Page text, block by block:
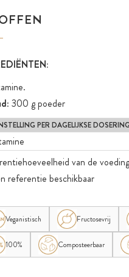
: 300 g poeder
PER DAGELIJKSE
van de
referentie beschikbaar
Veganistisch Fructosevrij
100% Composteerbaar